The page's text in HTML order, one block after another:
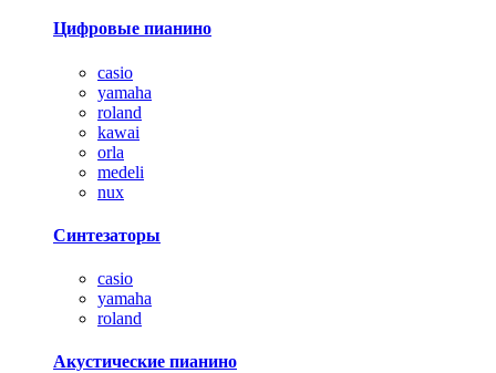
Цифровые пианино
casio
yamaha
roland
kawai
orla
medeli
nux
Синтезаторы
casio
yamaha
roland
Акустические пианино